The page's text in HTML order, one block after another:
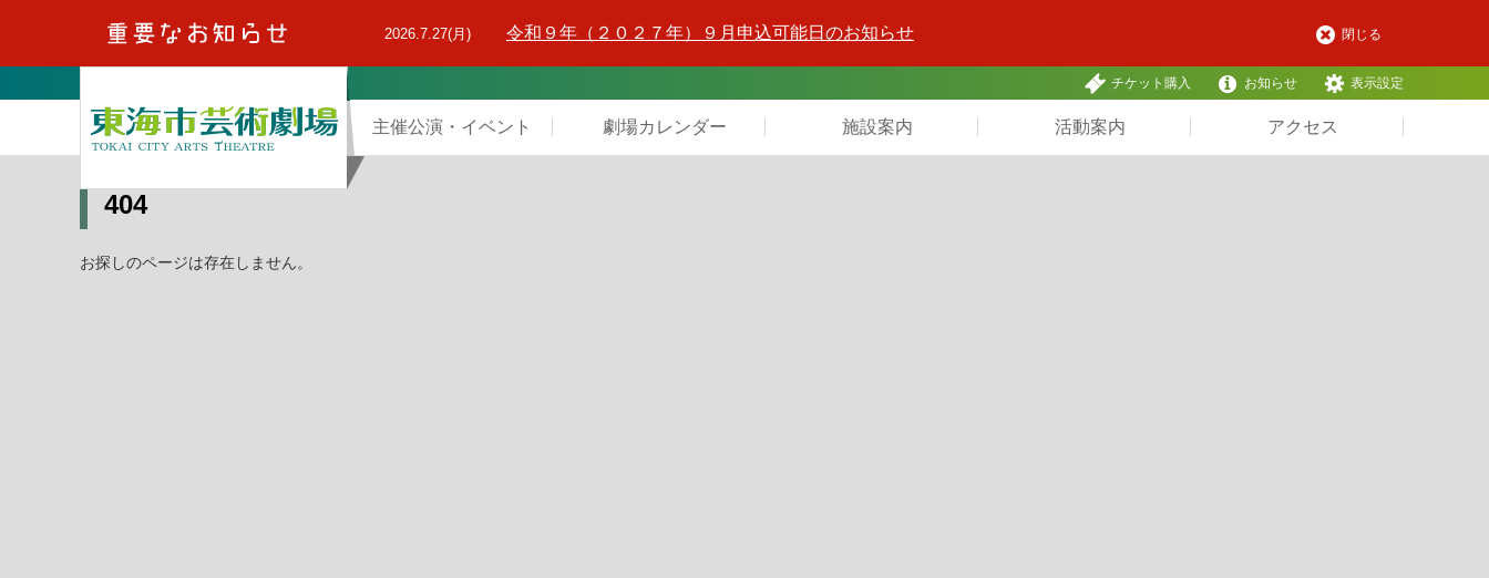
2026.7.27(月) 令和９年（２０２７年）９月申込可能日のお知らせ 閉じる
チケット購入 お知らせ 表示設定
主催公演・イベント 劇場カレンダー 施設案内 活動案内 アクセス
404
お探しのページは存在しません。